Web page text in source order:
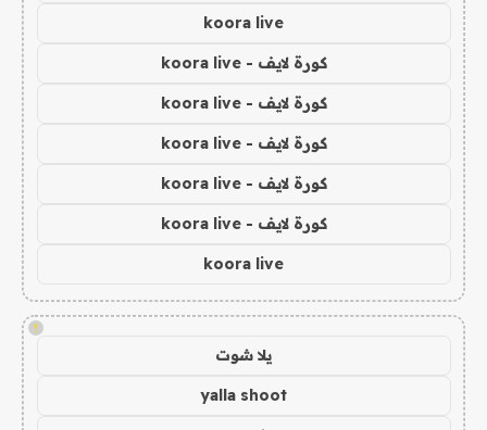
koora live
كورة لايف - koora live
كورة لايف - koora live
كورة لايف - koora live
كورة لايف - koora live
كورة لايف - koora live
koora live
!
يلا شوت
yalla shoot